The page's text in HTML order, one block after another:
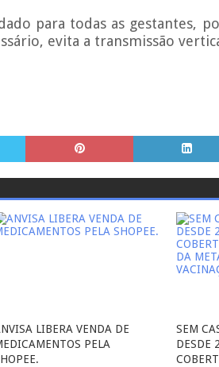
para todas as gestantes,
evita a transmissão
LIBERA VENDA DE
PELA
SEM
DESDE